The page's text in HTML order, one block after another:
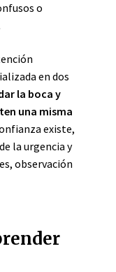
o
en dos
la boca y
una misma
existe,
la urgencia y
observación